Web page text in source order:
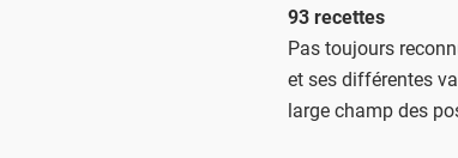
93 recettes
Pas toujours
et ses différentes
large champ des